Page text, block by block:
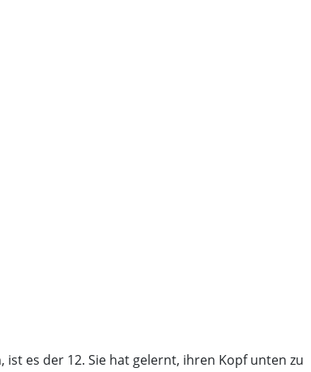
es der 12. Sie hat gelernt, ihren Kopf unten zu